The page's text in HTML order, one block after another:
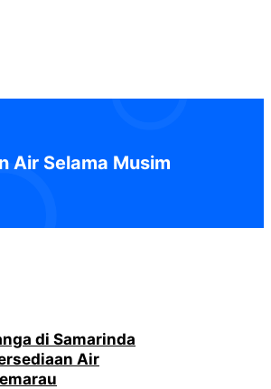
Air Selama Musim
di Samarinda
Air